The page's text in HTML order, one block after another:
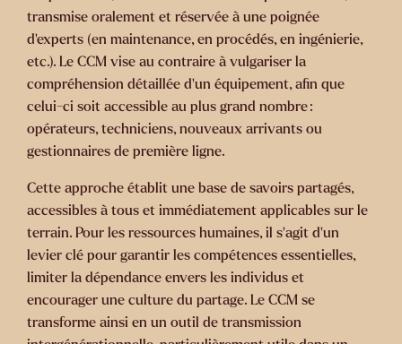
transmise oralement et réservée à une poignée
d’experts (en maintenance, en procédés, en ingénierie,
etc.). Le CCM vise au contraire à vulgariser la
compréhension détaillée d’un équipement, afin que
celui-ci soit accessible au plus grand nombre :
opérateurs, techniciens, nouveaux arrivants ou
gestionnaires de première ligne.
Cette approche établit une base de savoirs partagés,
accessibles à tous et immédiatement applicables sur le
terrain. Pour les ressources humaines, il s’agit d’un
levier clé pour garantir les compétences essentielles,
limiter la dépendance envers les individus et
encourager une culture du partage. Le CCM se
transforme ainsi en un outil de transmission